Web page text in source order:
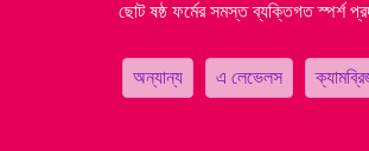
ছোট ষষ্ঠ ফর্মের সমস্ত ব্যক্তিগত স্পর্শ
অন্যান্য এ লেভেলস